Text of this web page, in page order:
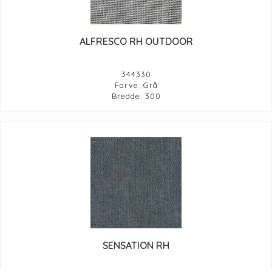
ALFRESCO RH OUTDOOR
344330
Farve: Grå
Bredde: 300
SENSATION RH